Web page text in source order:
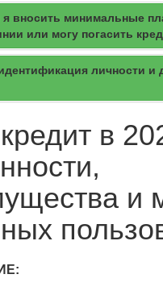
вносить минимальные
или могу погасить
личности и
в
и